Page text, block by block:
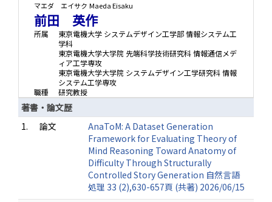
マエダ エイサク Maeda Eisaku
前田 英作
所属
東京電機大学 システムデザイン工学部 情報システム工
学科
東京電機大学大学院 先端科学技術研究科 情報通信メデ
ィア工学専攻
東京電機大学大学院 システムデザイン工学研究科 情報
システム工学専攻
職種
研究教授
著書・論文歴
1.
論文
AnaToM: A Dataset Generation
Framework for Evaluating Theory of
Mind Reasoning Toward Anatomy of
Difficulty Through Structurally
Controlled Story Generation 自然言語
処理 33 (2),630-657頁 (共著) 2026/06/15